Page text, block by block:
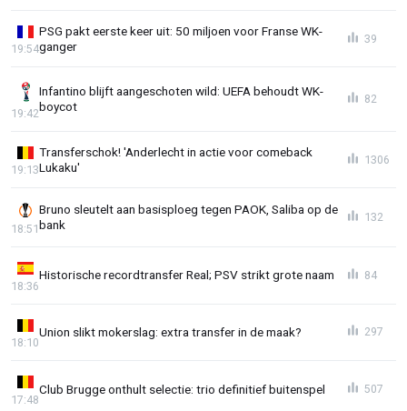
PSG pakt eerste keer uit: 50 miljoen voor Franse WK-
ganger
19:54
39
Infantino blijft aangeschoten wild: UEFA behoudt WK-
boycot
19:42
82
Transferschok! 'Anderlecht in actie voor comeback
Lukaku'
19:13
1306
Bruno sleutelt aan basisploeg tegen PAOK, Saliba op de
bank
18:51
132
Historische recordtransfer Real; PSV strikt grote naam
18:36
84
Union slikt mokerslag: extra transfer in de maak?
18:10
297
Club Brugge onthult selectie: trio definitief buitenspel
17:48
507